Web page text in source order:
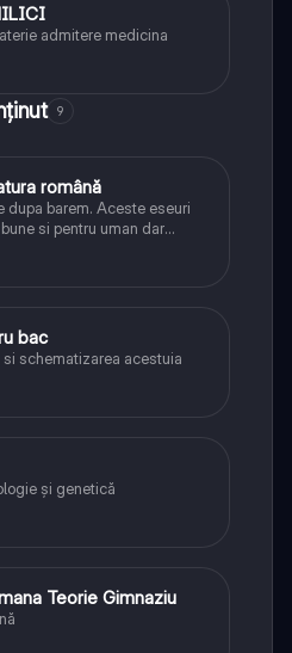
admitere medicina
9
română
dupa barem. Aceste eseuri
si pentru uman dar
si caracrerizarile.
bac
schematizarea acestuia
și genetică
Teorie Gimnaziu